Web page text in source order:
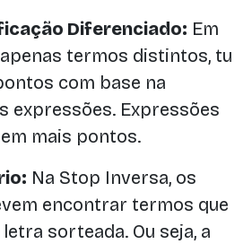
Diferenciado: Em
termos distintos, tu
com base na
expressões. Expressões
mais pontos.
Na Stop Inversa, os
encontrar termos que
sorteada. Ou seja, a